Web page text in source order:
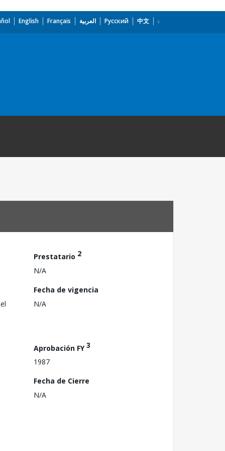
English Français العربية Русский 中文
Prestatario 2
N/A
Fecha de vigencia
N/A
Aprobación FY3
1987
Fecha de Cierre
N/A